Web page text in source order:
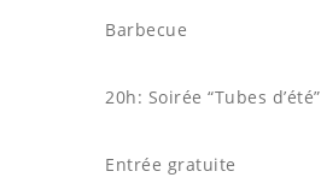
Barbecue
20h: Soirée “Tubes d’été”
Entrée gratuite